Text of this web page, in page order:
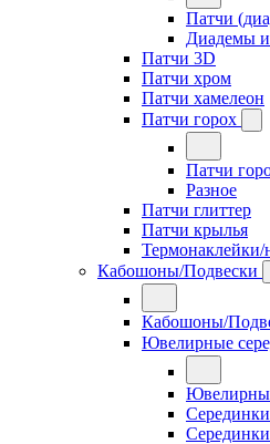
Патчи
Диадемы
Патчи 3D
Патчи хром
Патчи хамелеон
Патчи горох
Патчи
Разное
Патчи глиттер
Патчи крылья
Кабошоны/Подвески
Кабошоны/
Ювелирные